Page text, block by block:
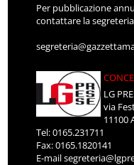
Per pubblicazione
contattare la
LG
via
11100
Tel: 0165.231711
Fax: 0165.1820141
E-mail